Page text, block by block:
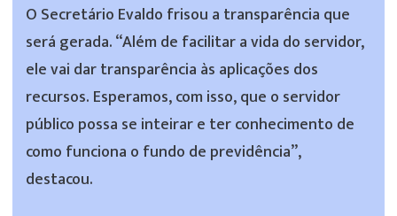
O Secretário Evaldo frisou a transparência que
será gerada. “Além de facilitar a vida do servidor,
ele vai dar transparência às aplicações dos
recursos. Esperamos, com isso, que o servidor
público possa se inteirar e ter conhecimento de
como funciona o fundo de previdência”,
destacou.